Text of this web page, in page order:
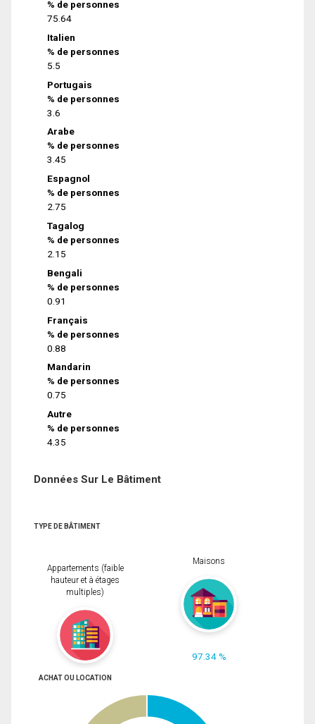
% de personnes
75.64
Italien
% de personnes
5.5
Portugais
% de personnes
3.6
Arabe
% de personnes
3.45
Espagnol
% de personnes
2.75
Tagalog
% de personnes
2.15
Bengali
% de personnes
0.91
Français
% de personnes
0.88
Mandarin
% de personnes
0.75
Autre
% de personnes
4.35
Données Sur Le Bâtiment
TYPE DE BÂTIMENT
Appartements (faible
hauteur et à étages
multiples)
Maisons
97.34 %
ACHAT OU LOCATION